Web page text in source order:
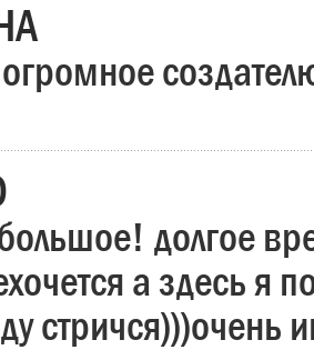
долгое
а здесь я
стричся)))очень